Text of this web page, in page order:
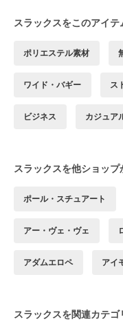
スラックスをこのアイ
ポリエステル素材
ワイド・バギー ス
ビジネス カジュア
スラックスを他ショップ
ポール・スチュアート
アー・ヴェ・ヴェ
アダムエロペ アイ
スラックスを関連カテゴ